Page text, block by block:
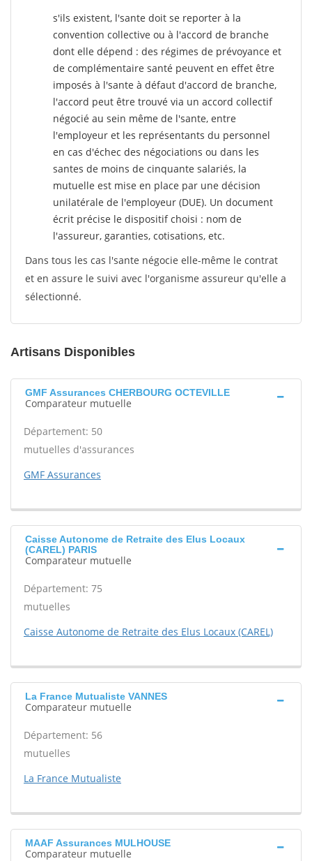
s'ils existent, l'sante doit se reporter à la
convention collective ou à l'accord de branche
dont elle dépend : des régimes de prévoyance et
de complémentaire santé peuvent en effet être
imposés à l'sante à défaut d'accord de branche,
l'accord peut être trouvé via un accord collectif
négocié au sein même de l'sante, entre
l'employeur et les représentants du personnel
en cas d'échec des négociations ou dans les
santes de moins de cinquante salariés, la
mutuelle est mise en place par une décision
unilatérale de l'employeur (DUE). Un document
écrit précise le dispositif choisi : nom de
l'assureur, garanties, cotisations, etc.
Dans tous les cas l'sante négocie elle-même le contrat
et en assure le suivi avec l'organisme assureur qu'elle a
sélectionné.
Artisans Disponibles
GMF Assurances CHERBOURG OCTEVILLE
Comparateur mutuelle
Département: 50
mutuelles d'assurances
GMF Assurances
Caisse Autonome de Retraite des Elus Locaux
(CAREL) PARIS
Comparateur mutuelle
Département: 75
mutuelles
Caisse Autonome de Retraite des Elus Locaux (CAREL)
La France Mutualiste VANNES
Comparateur mutuelle
Département: 56
mutuelles
La France Mutualiste
MAAF Assurances MULHOUSE
Comparateur mutuelle